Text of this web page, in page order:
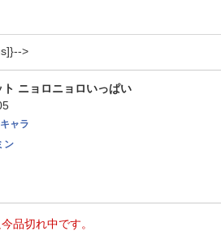
ト ニョロニョロいっぱい
ャラ
ン
品切れ中です。